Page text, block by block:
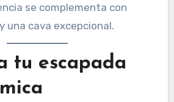
se complementa con
una cava excepcional.
tu escapada